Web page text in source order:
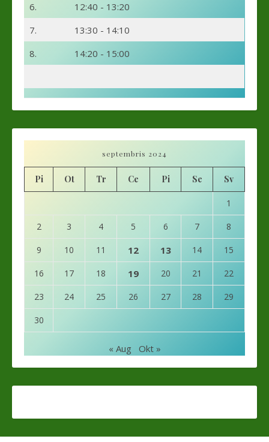
6.
12:40 - 13:20
7.
13:30 - 14:10
8.
14:20 - 15:00
septembris 2024
Pi Ot Tr Ce Pi Se Sv
1
2 3 4 5 6 7 8
9 10 11 12 13 14 15
16 17 18 19 20 21 22
23 24 25 26 27 28 29
30
« Aug Okt »